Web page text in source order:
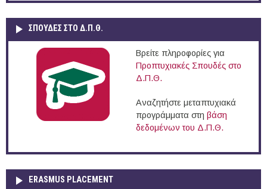
ΣΠΟΥΔΈΣ ΣΤΟ Δ.Π.Θ.
Βρείτε πληροφορίες για
Προπτυχιακές Σπουδές στο
Δ.Π.Θ.
Αναζητήστε μεταπτυχιακά
προγράμματα στη βάση
δεδομένων του Δ.Π.Θ.
ERASMUS PLACEMENT